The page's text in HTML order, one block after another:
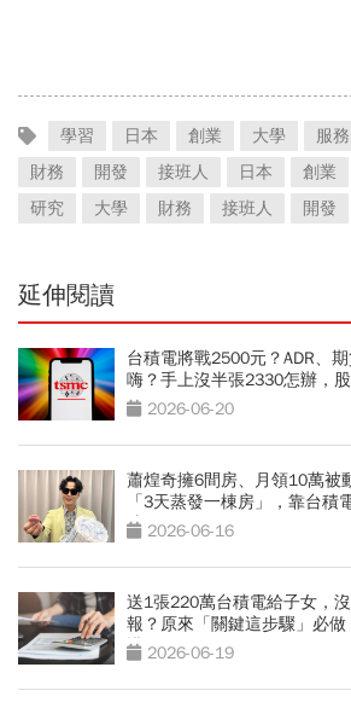
學習 日本 創業 大學 服務
財務
開發 接班人 日本 創業
研究
大學 財務 接班人 開發
延伸閱讀
台積電將戰2500元？ADR、
嗨？手上沒半張2330怎辦，
2026-06-20
蕭煌奇擁6間房、月領10萬被
「3天蒸發一棟房」，靠台積
法 2026-06-16
送1張220萬台積電給子女，
報？原來「關鍵這步驟」必
懂 2026-06-19